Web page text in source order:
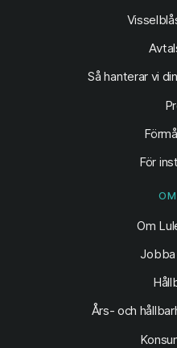
Så hanterar vi
För
Om
Jobba
Års- och